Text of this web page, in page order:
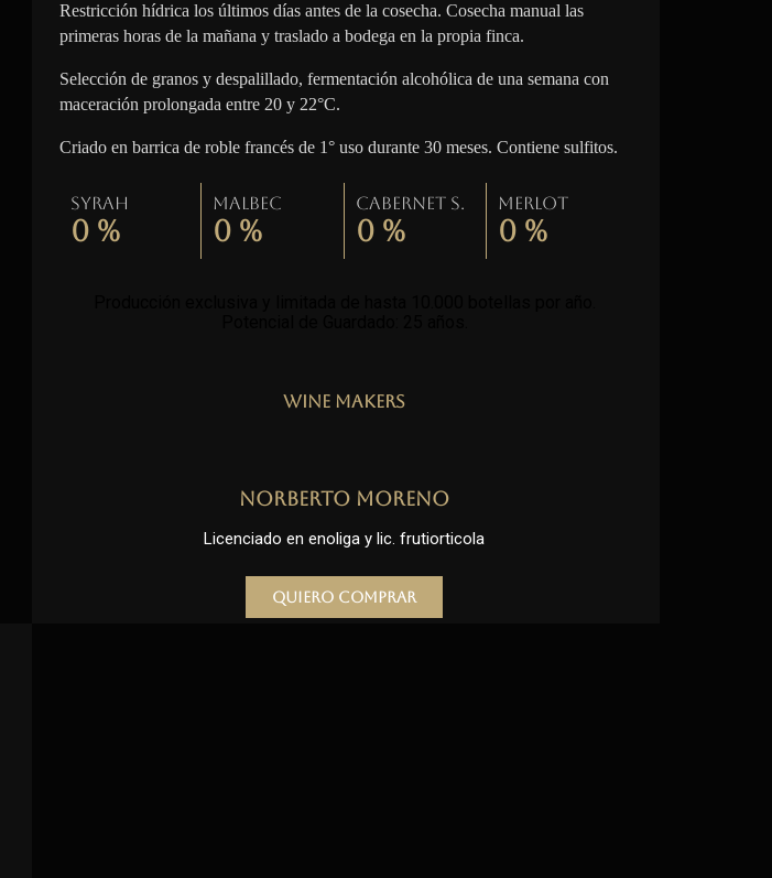
Restricción hídrica los últimos días antes de la cosecha. Cosecha manual las
primeras horas de la mañana y traslado a bodega en la propia finca.
Selección de granos y despalillado, fermentación alcohólica de una semana con
maceración prolongada entre 20 y 22°C.
Criado en barrica de roble francés de 1° uso durante 30 meses. Contiene sulfitos.
Syrah
0 %
Malbec
0 %
Cabernet S.
0 %
Merlot
0 %
Wine Makers
Norberto Moreno
Licenciado en enoliga y lic. frutiorticola
Quiero comprar